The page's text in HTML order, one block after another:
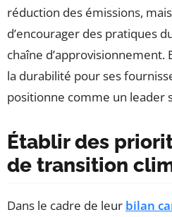
réduction des émissions,
d’encourager des pratiques
chaîne d’approvisionnement.
la durabilité pour ses
positionne comme un leader
Établir des
de transition
Dans le cadre de leur bilan